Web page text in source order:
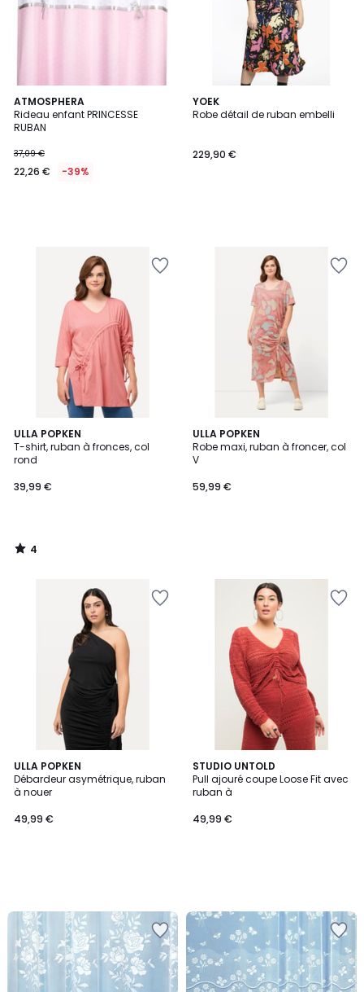
ATMOSPHERA
Rideau enfant PRINCESSE
RUBAN
37,09 €
22,26 € -39%
YOEK
Robe détail de ruban embelli
229,90 €
ULLA POPKEN
T-shirt, ruban à fronces, col
rond
39,99 €
4
/
5
4
/
ULLA POPKEN
Robe maxi, ruban à froncer, col
V
59,99 €
ULLA POPKEN
Débardeur asymétrique, ruban
à nouer
49,99 €
STUDIO UNTOLD
Pull ajouré coupe Loose Fit avec
ruban à
49,99 €